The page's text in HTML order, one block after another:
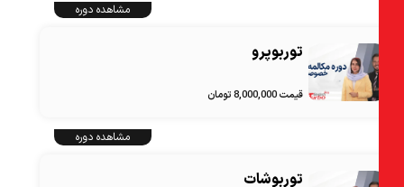
مشاهده دوره
توربوپرو
قیمت 8,000,000 تومان
مشاهده دوره
توربوشات